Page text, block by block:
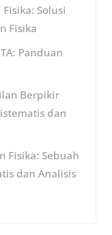
Solusi
Fisika
Panduan
Berpikir
dan
Fisika: Sebuah
dan Analisis